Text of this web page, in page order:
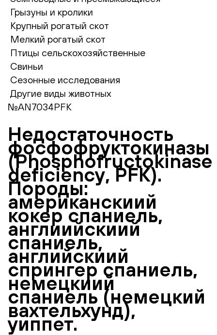
Грызуны и кролики
Крупный рогатый скот
Мелкий рогатый скот
Птицы сельскохозяйственные
Свиньи
Сезонные исследования
Другие виды животных
№AN7034PFK
Недостаточность
фосфофруктокиназы
(Phosphofructokinase
deficiency, PFK).
Породы:
американскиий
кокер спаниель,
англиийскиий
спаниель,
английскиий
спрингер спаниель,
немецкиий
спаниель (немецкий
вахтельхунд),
уиппет.